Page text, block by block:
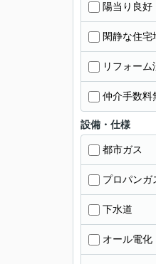
陽当り良好
閑静な住宅
リフォーム
仲介手数料
設備・仕様
都市ガス
プロパンガ
下水道
オール電化